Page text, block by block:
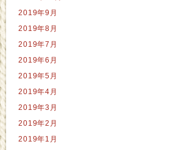
2019年9月
2019年8月
2019年7月
2019年6月
2019年5月
2019年4月
2019年3月
2019年2月
2019年1月